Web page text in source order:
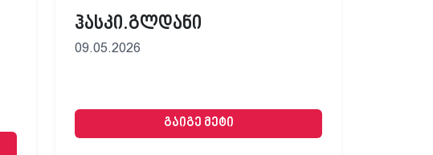
ჰასკი.გლდანი
09.05.2026
გაიგე მეტი